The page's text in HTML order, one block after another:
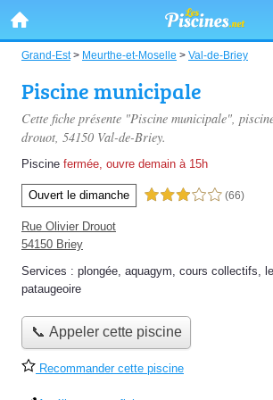
Grand-Est> Meurthe-et-Moselle > Val-de-Briey
Piscine municipale
Cette fiche présente "Piscine municipale",
drouot, 54150 Val-de-Briey.
Piscine fermée, ouvre demain à 15h
Ouvert le dimanche 3,0 étoiles sur 5 (66)
Rue Olivier Drouot
54150 Briey
Services : plongée, aquagym, cours collectifs,
pataugeoire
📞 Appeler cette piscine
Recommander cette piscine